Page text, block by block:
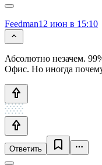
Feedman12 июн в 15:10
Абсолютно незачем.
Офис. Но иногда
Ответить